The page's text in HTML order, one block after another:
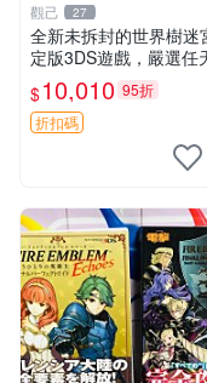
觀己 27
全新未拆封的世界樹迷
定版3DS遊戲，嚴選任
貨 世界樹迷宮 X 限定 版
游戲 任天堂 3ds
$10,010 95折
折扣碼